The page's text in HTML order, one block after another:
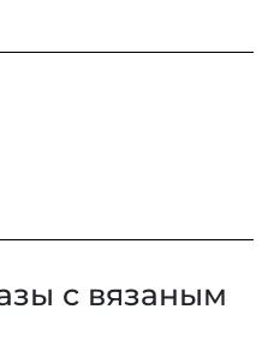
с вязаным